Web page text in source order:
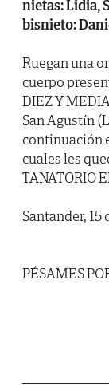
nietas: Lidia,
bisnieto:
Ruegan una
cuerpo
DIEZ Y
San Agustín
continuación
cuales les
TANATORIO
Santander, 15
PÉSAMES